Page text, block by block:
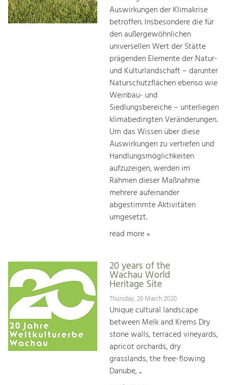
Auswirkungen der Klimakrise
betroffen. Insbesondere die für
den außergewöhnlichen
universellen Wert der Stätte
prägenden Elemente der Natur-
und Kulturlandschaft – darunter
Naturschutzflächen ebenso wie
Weinbau- und
Siedlungsbereiche – unterliegen
klimabedingten Veränderungen.
Um das Wissen über diese
Auswirkungen zu vertiefen und
Handlungsmöglichkeiten
aufzuzeigen, werden im
Rahmen dieser Maßnahme
mehrere aufeinander
abgestimmte Aktivitäten
umgesetzt.
read more »
20 years of the
Wachau World
Heritage Site
Thursday, 26 March 2020
Unique cultural landscape
between Melk and Krems Dry
stone walls, terraced vineyards,
apricot orchards, dry
grasslands, the free-flowing
Danube, ...